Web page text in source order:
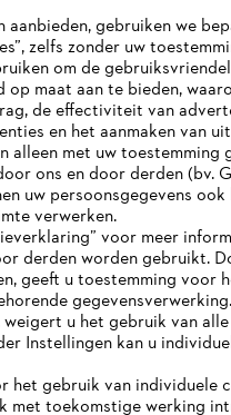
bij STIHL
rapportagesysteem
Impressum
aanbieden, gebruiken we
zelfs zonder uw
om de
op maat aan te bieden,
de effectiviteit van
en het aanmaken van
alleen met uw toestemming
ons en door derden (bv.
uw persoonsgegevens
verwerken.
voor meer
derden worden gebruikt.
geeft u toestemming voor
weigert u het gebruik van
Instellingen kan u
het gebruik van individuele
met toekomstige werking